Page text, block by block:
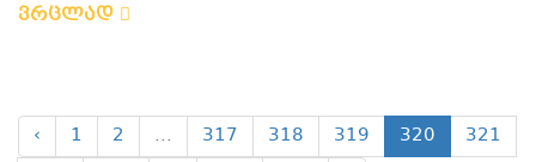
ვრცლად
‹ 1 2 ... 317 318 319 320
321